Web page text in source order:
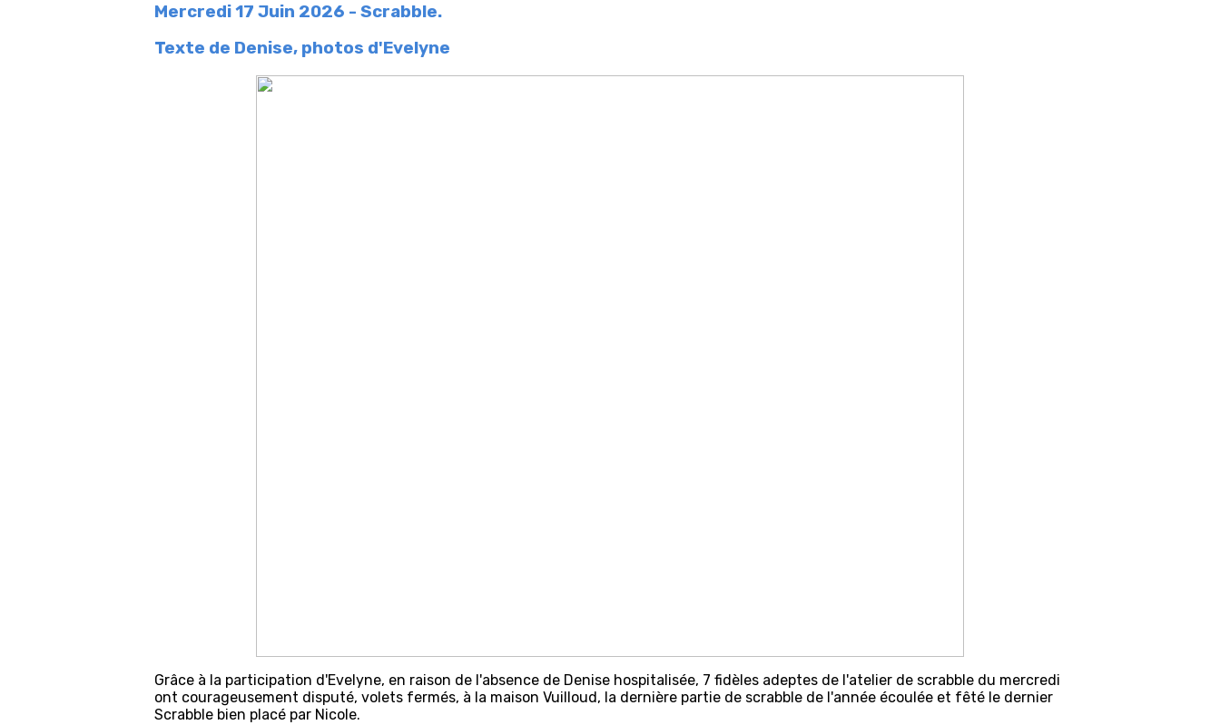
Mercredi 17 Juin 2026 - Scrabble.
Texte de Denise, photos d'Evelyne
Grâce à la participation d'Evelyne, en raison de l'absence de Denise hospitalisée, 7 fidèles adeptes de l'atelier de scrabble du mercredi
ont courageusement disputé, volets fermés, à la maison Vuilloud, la dernière partie de scrabble de l'année écoulée et fêté le dernier
Scrabble bien placé par Nicole.